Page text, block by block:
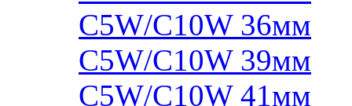
C5W/C10W 36мм
C5W/C10W 39мм
C5W/C10W 41мм